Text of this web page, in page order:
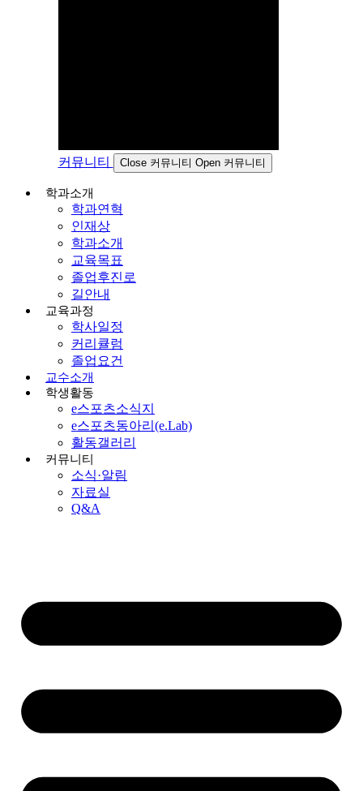
커뮤니티 Close 커뮤니티 Open 커뮤니티
학과소개
학과연혁
인재상
학과소개
교육목표
졸업후진로
길안내
교육과정
학사일정
커리큘럼
졸업요건
교수소개
학생활동
e스포츠소식지
e스포츠동아리(e.Lab)
활동갤러리
커뮤니티
소식·알림
자료실
Q&A